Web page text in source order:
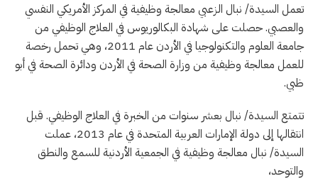
تعمل السيدة/ نبال الزعبي معالجة وظيفية في المركز الأمريكي النفسي
والعصبي. حصلت على شهادة البكالوريوس في العلاج الوظيفي من
جامعة العلوم والتكنولوجيا في الأردن عام 2011، وهي تحمل رخصة
للعمل معالجة وظيفية من وزارة الصحة في الأردن ودائرة الصحة في أبو
ظبي.
تتمتع السيدة/ نبال بعشر سنوات من الخبرة في العلاج الوظيفي. قبل
انتقالها إلى دولة الإمارات العربية المتحدة في عام 2013، عملت
السيدة/ نبال معالجة وظيفية في الجمعية الأردنية للسمع والنطق
والتوحد،